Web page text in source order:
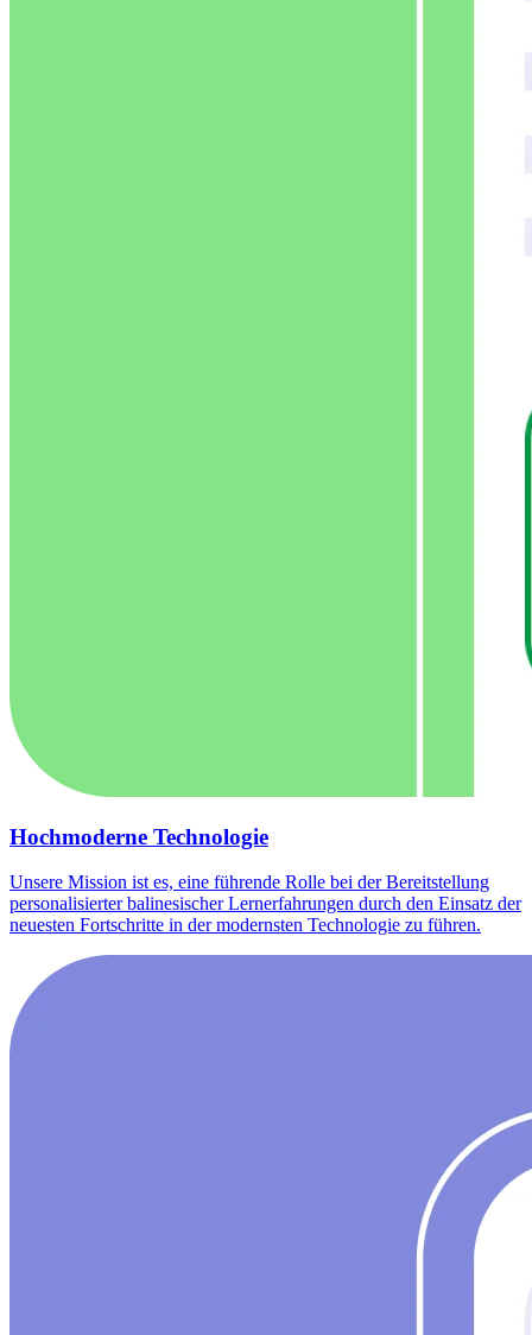
Hochmoderne Technologie
Unsere Mission ist es, eine führende Rolle bei der Bereitstellung
personalisierter balinesischer Lernerfahrungen durch den Einsatz der
neuesten Fortschritte in der modernsten Technologie zu führen.